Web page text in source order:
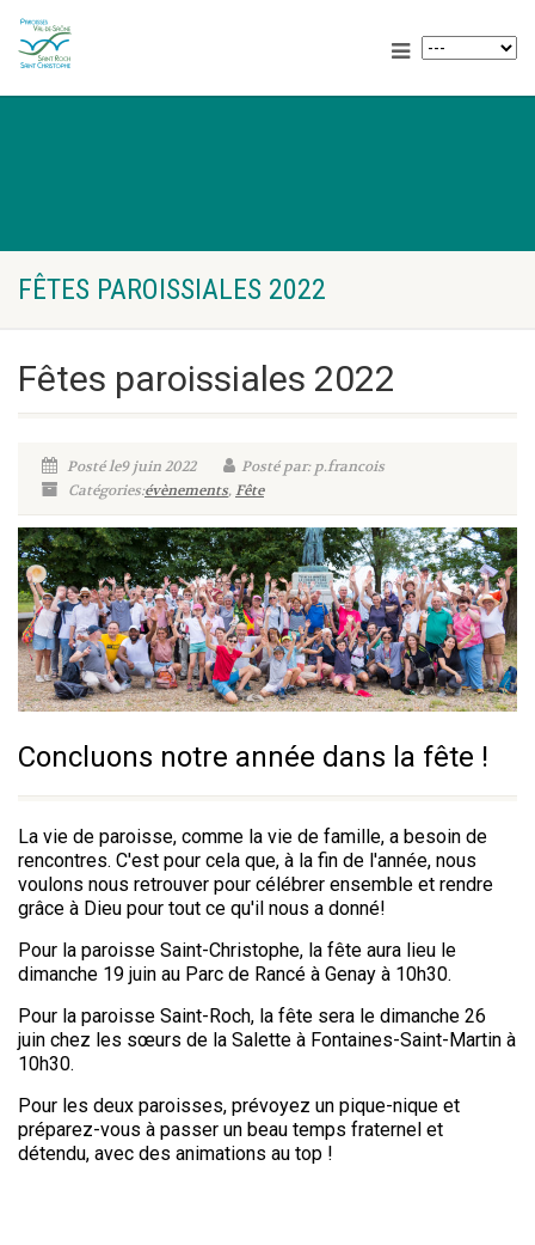
FÊTES PAROISSIALES 2022
Fêtes paroissiales 2022
Posté le9 juin 2022
Posté par: p.francois
Catégories:évènements,Fête
Concluons notre année dans la fête !
La vie de paroisse, comme la vie de famille, a besoin de
rencontres. C'est pour cela que, à la fin de l'année, nous
voulons nous retrouver pour célébrer ensemble et rendre
grâce à Dieu pour tout ce qu'il nous a donné!
Pour la paroisse Saint-Christophe, la fête aura lieu le
dimanche 19 juin au Parc de Rancé à Genay à 10h30.
Pour la paroisse Saint-Roch, la fête sera le dimanche 26
juin chez les sœurs de la Salette à Fontaines-Saint-Martin à
10h30.
Pour les deux paroisses, prévoyez un pique-nique et
préparez-vous à passer un beau temps fraternel et
détendu, avec des animations au top !